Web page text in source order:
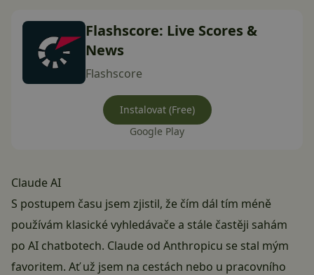
Flashscore: Live Scores &
News
Flashscore
Instalovat (Free)
Google Play
Claude AI
S postupem času jsem zjistil, že čím dál tím méně
používám klasické vyhledávače a stále častěji sahám
po AI chatbotech. Claude od Anthropicu se stal mým
favoritem. Ať už jsem na cestách nebo u pracovního